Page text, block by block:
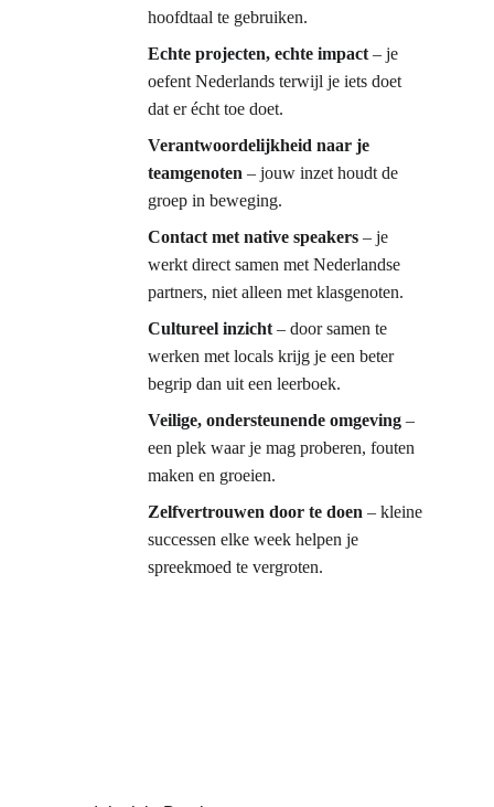
hoofdtaal te gebruiken.
Echte projecten, echte impact – je
oefent Nederlands terwijl je iets doet
dat er écht toe doet.
Verantwoordelijkheid naar je
teamgenoten – jouw inzet houdt de
groep in beweging.
Contact met native speakers – je
werkt direct samen met Nederlandse
partners, niet alleen met klasgenoten.
Cultureel inzicht – door samen te
werken met locals krijg je een beter
begrip dan uit een leerboek.
Veilige, ondersteunende omgeving –
een plek waar je mag proberen, fouten
maken en groeien.
Zelfvertrouwen door te doen – kleine
successen elke week helpen je
spreekmoed te vergroten.